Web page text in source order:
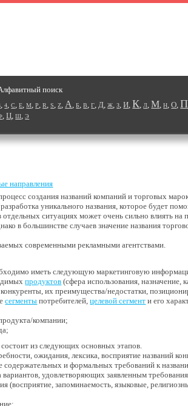
поиск
,4,C,E,M,P,R,S,Z,А,Б,В,Г,Д,Ж,З,И,К,Л,М,Н,О,П
,Ц,Ш,Э
направления
создания названий компаний и торговых
уникального названия, которое будет
отдельных ситуациях может очень сильно влиять
в большинстве случаев значение названия
современными рекламными агентствами.
иметь следующую маркетинговую
продуктов (сфера использования, назначение,
их преимущества/недостатки,
сегменты потребителей,целевой сегмент и его
компании;
из следующих основных этапов.
ожидания, лексика, восприятие названий
и формальных требований к
вариантов, удовлетворяющих заявленным
(восприятие, запоминаемость, языковые,